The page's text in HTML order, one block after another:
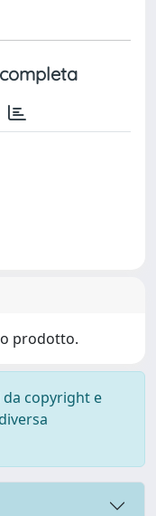
prodotto.
copyright e